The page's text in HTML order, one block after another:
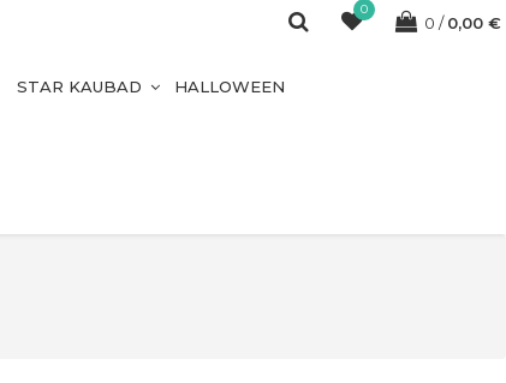
0
0 0,00 €
STAR KAUBAD HALLOWEEN